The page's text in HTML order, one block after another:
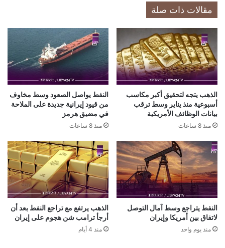
مقالات ذات صلة
الذهب يتجه لتحقيق أكبر مكاسب
أسبوعية منذ يناير وسط ترقب
بيانات الوظائف الأمريكية
منذ 8 ساعات
النفط يواصل الصعود وسط مخاوف
من قيود إيرانية جديدة على الملاحة
في مضيق هرمز
منذ 8 ساعات
النفط يتراجع وسط آمال التوصل
لاتفاق بين أمريكا وإيران
منذ يوم واحد
الذهب يرتفع مع تراجع النفط بعد أن
أرجأ ترامب شن هجوم على إيران
منذ 4 أيام